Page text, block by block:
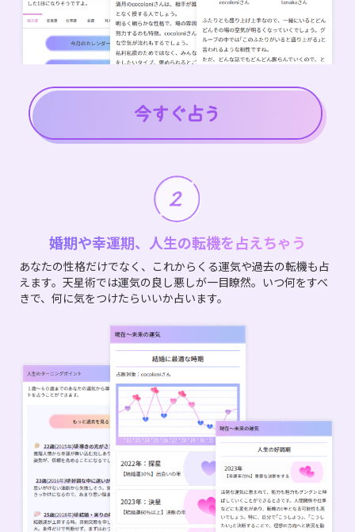
婚期や幸運期、人生の転機を占えちゃう
あなたの性格だけでなく、これからくる運気や過去の転機も占
えます。天星術では運気の良し悪しが一目瞭然。いつ何をすべ
きで、何に気をつけたらいいか占います。